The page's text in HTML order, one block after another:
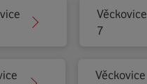
Věckovice
7
Věckovice